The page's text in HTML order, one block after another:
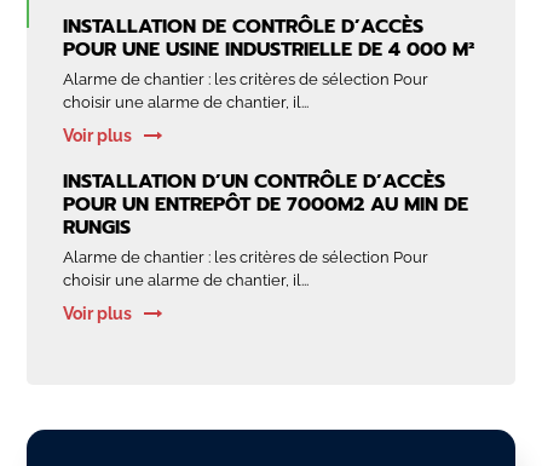
INSTALLATION DE CONTRÔLE D’ACCÈS
POUR UNE USINE INDUSTRIELLE DE 4 000 M²
Alarme de chantier : les critères de sélection Pour
choisir une alarme de chantier, il...
Voir plus
INSTALLATION D’UN CONTRÔLE D’ACCÈS
POUR UN ENTREPÔT DE 7000M2 AU MIN DE
RUNGIS
Alarme de chantier : les critères de sélection Pour
choisir une alarme de chantier, il...
Voir plus